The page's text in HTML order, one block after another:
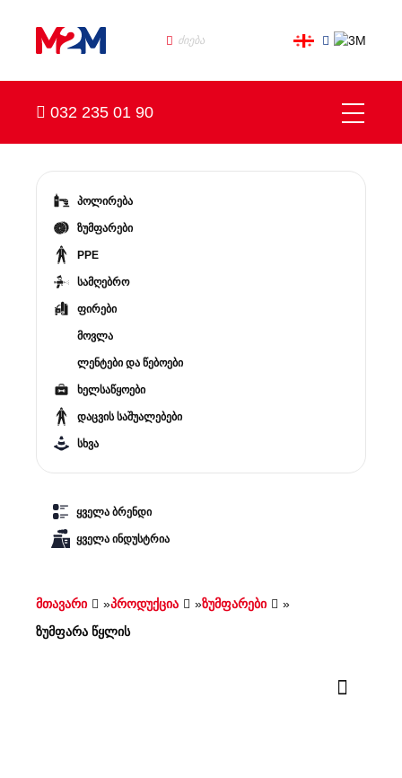
032 235 01 90
პოლირება
ზუმფარები
PPE
სამღებრო
ფირები
მოვლა
ლენტები და წებოები
ხელსაწყოები
დაცვის საშუალებები
სხვა
ყველა ბრენდი
ყველა ინდუსტრია
მთავარი »პროდუქცია »ზუმფარები
»
ზუმფარა წყლის